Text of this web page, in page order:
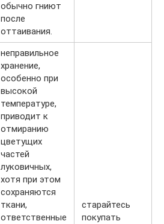
обычно гниют
после
оттаивания.
неправильное
хранение,
особенно при
высокой
температуре,
приводит к
отмиранию
цветущих
частей
луковичных,
хотя при этом
сохраняются
ткани,
ответственные
старайтесь
покупать